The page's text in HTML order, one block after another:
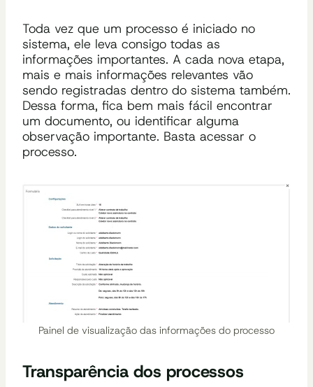
Toda vez que um processo é iniciado no
sistema, ele leva consigo todas as
informações importantes. A cada nova etapa,
mais e mais informações relevantes vão
sendo registradas dentro do sistema também.
Dessa forma, fica bem mais fácil encontrar
um documento, ou identificar alguma
observação importante. Basta acessar o
processo.
Painel de visualização das informações do processo
Transparência dos processos